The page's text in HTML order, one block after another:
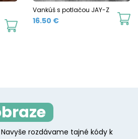
Vankúš s potlačou JAY-Z
16.50 €
rozdávame tajné kódy k